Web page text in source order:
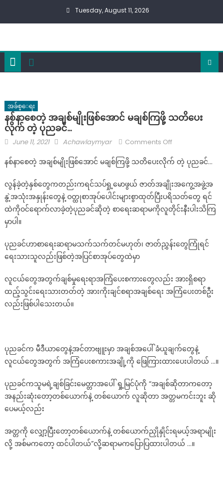
Tuesday, August 11, 2026
အခ်စ္ေရး
နစ်နာစေတဲ့ အချစ်မျိုးဖြစ်အောင် မချစ်ကြဖို့ သတိပေး
လိုက် တဲ့ ပုညခင်…
Posted
June 11, 2021 Author
Achawlaymyar Comments Offon
စေ
အချစ်
မျိုး
ဖြစ်
ချစ်
သတိပေး
လိုက်
နစ်နာစေတဲ့ အချစ်မျိုးဖြစ်အောင် မချစ်ကြဖို့ သတိပေးလိုက် တဲ့ ပုညခင်…
လွန်ခဲ့တဲ့နှစ်တွေကတည်းကရင်သပ်ရှု့မောဖွယ် ဇာတ်အချိုးအကွေ့အဖွဲ့အ
နွဲ့အသုံးအနှုန်းတွေနဲ့ ဝတ္ထုစာအုပ်ပေါင်းများစွာထုတ်ပြီးပရိသတ်တွေ ရင်
ထဲကိုဝင်ရောက်လာခဲ့တဲ့ပုညခင်ဆိုတဲ့ စာရေးဆရာမကိုလူတိုင်းနီးပါးသိကြ
မှာပါ။
ပုညခင်ဟာစာရေးဆရာမသက်သက်တင်မဟုတ်၊ ဇာတ်ညွှန်းတွေကြုံရင်
ရေးသားသူလည်းဖြစ်တဲ့အပြင်စာအုပ်တွေထဲမှာ
လူငယ်တွေအတွက်ချစ်မှုရေးရာအကြံပေးစကားတွေလည်း အားရှိစရာ
ထည့်သွင်းရေးသားတတ်တဲ့ အားကိုးချင်စရာအချစ်ရေး အကြံပေးတစ်ဦး
လည်းဖြစ်ပါသေးတယ်။
ပုညခင်က မီဒီယာတွေနဲ့အင်တာဗျူးမှာ အချစ်အပေါ် ခံယူချက်တွေနဲ့
လူငယ်တွေအတွက် အကြံပေးစကားအချို့ကို ဖြေကြားထားပေးပါတယ် …။
ပုညခင်ကသူမရဲ့ချစ်ခြင်းမေတ္တာအပေါ် ရှု့မြင်ပုံကို “အချစ်ဆိုတာကတော့
အနည်းဆုံးတော့တစ်ယောက်နဲ့ တစ်ယောက် လူဆိုတာ အတ္တမကင်းဘူး ဆို
ပေမယ့်လည်း
အတ္တကို လျှော့ပြီးတော့တစ်ယောက်နဲ့ တစ်ယောက်ညှိုနှိုင်းရမယ့်အရာမျိုး
လို့ အစ်မကတော့ ထင်ပါတယ်”လို့ဆရာမကပြောပြထားပါတယ် …။